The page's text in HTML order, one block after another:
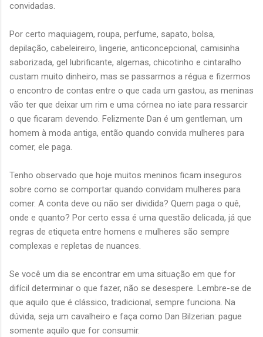
convidadas.
Por certo maquiagem, roupa, perfume, sapato, bolsa,
depilação, cabeleireiro, lingerie, anticoncepcional, camisinha
saborizada, gel lubrificante, algemas, chicotinho e cintaralho
custam muito dinheiro, mas se passarmos a régua e fizermos
o encontro de contas entre o que cada um gastou, as meninas
vão ter que deixar um rim e uma córnea no iate para ressarcir
o que ficaram devendo. Felizmente Dan é um gentleman, um
homem à moda antiga, então quando convida mulheres para
comer, ele paga.
Tenho observado que hoje muitos meninos ficam inseguros
sobre como se comportar quando convidam mulheres para
comer. A conta deve ou não ser dividida? Quem paga o quê,
onde e quanto? Por certo essa é uma questão delicada, já que
regras de etiqueta entre homens e mulheres são sempre
complexas e repletas de nuances.
Se você um dia se encontrar em uma situação em que for
difícil determinar o que fazer, não se desespere. Lembre-se de
que aquilo que é clássico, tradicional, sempre funciona. Na
dúvida, seja um cavalheiro e faça como Dan Bilzerian: pague
somente aquilo que for consumir.